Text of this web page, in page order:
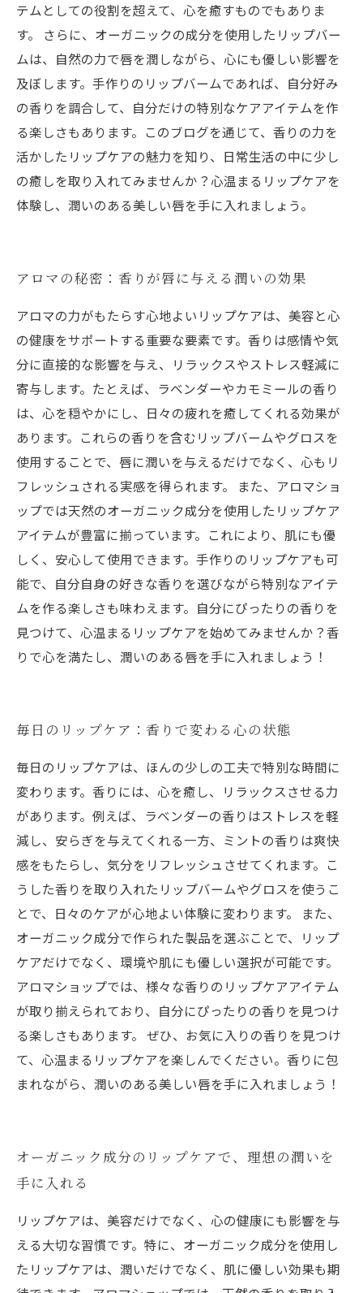
テムとしての役割を超えて、心を癒すものでもありま
す。 さらに、オーガニックの成分を使用したリップバー
ムは、自然の力で唇を潤しながら、心にも優しい影響を
及ぼします。手作りのリップバームであれば、自分好み
の香りを調合して、自分だけの特別なケアアイテムを作
る楽しさもあります。このブログを通じて、香りの力を
活かしたリップケアの魅力を知り、日常生活の中に少し
の癒しを取り入れてみませんか？心温まるリップケアを
体験し、潤いのある美しい唇を手に入れましょう。
アロマの秘密：香りが唇に与える潤いの効果
アロマの力がもたらす心地よいリップケアは、美容と心
の健康をサポートする重要な要素です。香りは感情や気
分に直接的な影響を与え、リラックスやストレス軽減に
寄与します。たとえば、ラベンダーやカモミールの香り
は、心を穏やかにし、日々の疲れを癒してくれる効果が
あります。これらの香りを含むリップバームやグロスを
使用することで、唇に潤いを与えるだけでなく、心もリ
フレッシュされる実感を得られます。 また、アロマショ
ップでは天然のオーガニック成分を使用したリップケア
アイテムが豊富に揃っています。これにより、肌にも優
しく、安心して使用できます。手作りのリップケアも可
能で、自分自身の好きな香りを選びながら特別なアイテ
ムを作る楽しさも味わえます。自分にぴったりの香りを
見つけて、心温まるリップケアを始めてみませんか？香
りで心を満たし、潤いのある唇を手に入れましょう！
毎日のリップケア：香りで変わる心の状態
毎日のリップケアは、ほんの少しの工夫で特別な時間に
変わります。香りには、心を癒し、リラックスさせる力
があります。例えば、ラベンダーの香りはストレスを軽
減し、安らぎを与えてくれる一方、ミントの香りは爽快
感をもたらし、気分をリフレッシュさせてくれます。こ
うした香りを取り入れたリップバームやグロスを使うこ
とで、日々のケアが心地よい体験に変わります。 また、
オーガニック成分で作られた製品を選ぶことで、リップ
ケアだけでなく、環境や肌にも優しい選択が可能です。
アロマショップでは、様々な香りのリップケアアイテム
が取り揃えられており、自分にぴったりの香りを見つけ
る楽しさもあります。 ぜひ、お気に入りの香りを見つけ
て、心温まるリップケアを楽しんでください。香りに包
まれながら、潤いのある美しい唇を手に入れましょう！
オーガニック成分のリップケアで、理想の潤いを
手に入れる
リップケアは、美容だけでなく、心の健康にも影響を与
える大切な習慣です。特に、オーガニック成分を使用し
たリップケアは、潤いだけでなく、肌に優しい効果も期